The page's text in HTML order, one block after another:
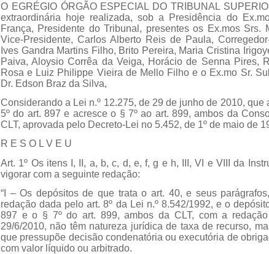
O EGRÉGIO ÓRGÃO ESPECIAL DO TRIBUNAL
extraordinária hoje realizada, sob a Presidência do
França, Presidente do Tribunal, presentes os Ex.mos Srs.
Vice-Presidente, Carlos Alberto Reis de Paula,
Ives Gandra Martins Filho, Brito Pereira, Maria Cristina
Paiva, Aloysio Corrêa da Veiga, Horácio de Senna Pires,
Rosa e Luiz Philippe Vieira de Mello Filho e o Ex.mo Sr.
Dr. Edson Braz da Silva,
Considerando a Lei n.º 12.275, de 29 de junho de 2010, que
5º do art. 897 e acresce o § 7º ao art. 899, ambos da
CLT, aprovada pelo Decreto-Lei no 5.452, de 1º de maio de
R E S O L V E U
Art. 1º Os itens I, II, a, b, c, d, e, f, g e h, III, VI e VIII da
vigorar com a seguinte redação:
“I – Os depósitos de que trata o art. 40, e seus
redação dada pelo art. 8º da Lei n.º 8.542/1992, e o
897 e o § 7º do art. 899, ambos da CLT, com a
29/6/2010, não têm natureza jurídica de taxa de recurso,
que pressupõe decisão condenatória ou executória de
com valor líquido ou arbitrado.